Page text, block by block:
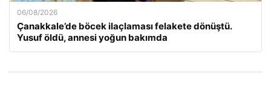
06/08/2026
Çanakkale’de böcek ilaçlaması felakete dönüştü.
Yusuf öldü, annesi yoğun bakımda